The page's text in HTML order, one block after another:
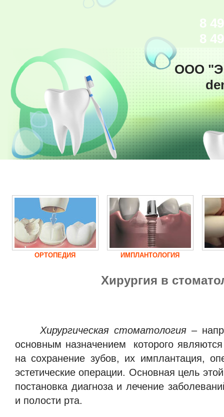
8
8
ООО
ОРТОПЕДИЯ ИМПЛАНТОЛОГИЯ
Хирургия в
Хирургическая стоматология –
основным назначением которого
на сохранение зубов, их имплантация,
эстетические операции. Основная цель
постановка диагноза и лечение
и полости рта.